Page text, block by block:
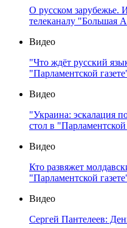
О русском зарубежье.
телеканалу "Большая
Видео
"Что ждёт русский
"Парламентской
Видео
"Украина: эскалация
стол в "Парламентской
Видео
Кто развяжет
"Парламентской
Видео
Сергей Пантелеев: